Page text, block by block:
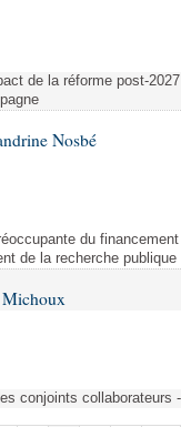
de la réforme post-
Nosbé
du
de la recherche publique
Michoux
conjoints collaborateurs